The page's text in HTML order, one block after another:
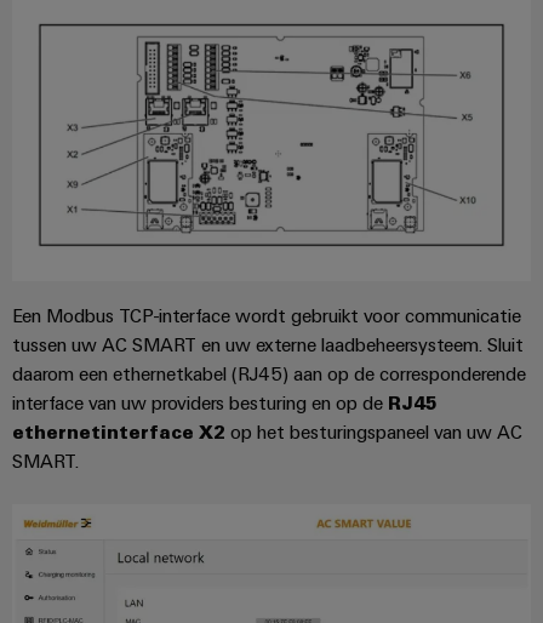
Schakelkastbouw
Oplossingen
uitdagingen
de
schakelkastbouw
Machines
de
diverse
sectoren
machine-
en
gas
Zorgen
Systemen
oplossingen
Gedecentraliseerde
automatisering
Energiebeheeroplossingen
en
automatiseringssoftware
Industriële
analyse
Industrieel
IoT
state-
relais
Scheidingsversterkers
en
signaalomvormers
Voedingen
behuizingen
Bliksem-
en
overspanningsbeveiliging
Veldbusverdelers
en/of
conformiteitsverklaringen
PSIRT
Technische
gegevens
Technische
Trainingscursussen
en
webinars
Retouren
de
vakpers
Onze
partners
Distributie
and
Automation
Partner
Network
en
Solution
Een Modbus TCP-interface wordt gebruikt voor communicatie
tussen uw AC SMART en uw externe laadbeheersysteem. Sluit
daarom een ethernetkabel (RJ45) aan op de corresponderende
interface van uw providers besturing en op de RJ45
ethernetinterface X2 op het besturingspaneel van uw AC
SMART.